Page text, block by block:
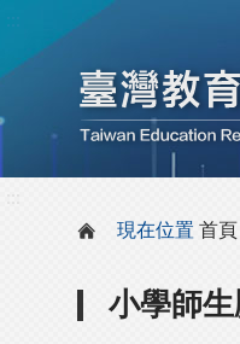
現在位置 首頁
小學師